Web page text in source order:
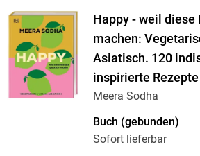
Happy - weil
machen:
Asiatisch. 120
inspirierte Rezepte
Meera Sodha
Buch (gebunden)
Sofort lieferbar